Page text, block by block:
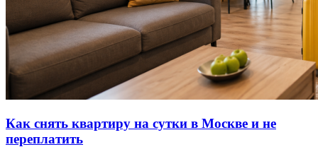
Как снять квартиру на сутки в Москве и не
переплатить